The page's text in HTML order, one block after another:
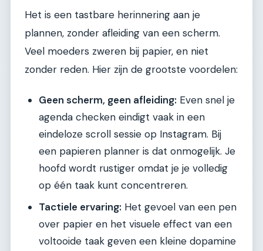
Het is een tastbare herinnering aan je
plannen, zonder afleiding van een scherm.
Veel moeders zweren bij papier, en niet
zonder reden. Hier zijn de grootste voordelen:
Geen scherm, geen afleiding: Even snel je
agenda checken eindigt vaak in een
eindeloze scroll sessie op Instagram. Bij
een papieren planner is dat onmogelijk. Je
hoofd wordt rustiger omdat je je volledig
op één taak kunt concentreren.
Tactiele ervaring: Het gevoel van een pen
over papier en het visuele effect van een
voltooide taak geven een kleine dopamine